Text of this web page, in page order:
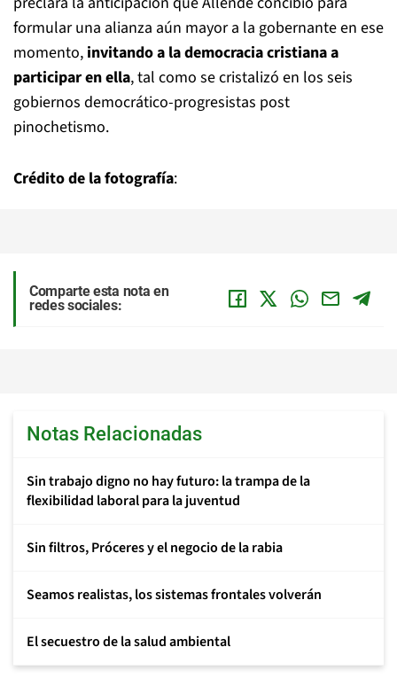
formular una alianza aún mayor a la gobernante en ese
momento, invitando a la democracia cristiana a
participar en ella, tal como se cristalizó en los seis
gobiernos democrático-progresistas post
pinochetismo.
Crédito de la fotografía:
Comparte esta nota en
redes sociales:
Notas Relacionadas
Sin trabajo digno no hay futuro: la trampa de la
flexibilidad laboral para la juventud
Sin filtros, Próceres y el negocio de la rabia
Seamos realistas, los sistemas frontales volverán
El secuestro de la salud ambiental